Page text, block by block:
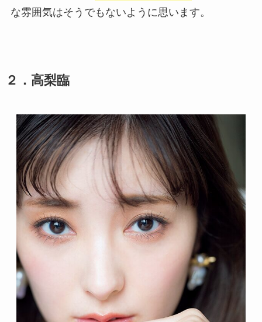
な雰囲気はそうでもないように思います。
２．高梨臨